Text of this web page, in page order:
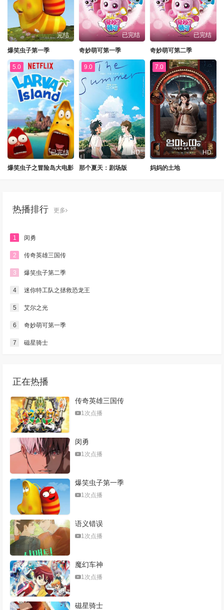
完结
爆笑虫子第一季
已完结
奇妙萌可第一季
已完结
奇妙萌可第二季
5.0
已完结
爆笑虫子之冒险岛大电影
9.0
HD
那个夏天：剧场版
7.0
HD
妈妈的土地
热播排行 更多
1 闵勇
2 传奇英雄三国传
3 爆笑虫子第二季
4 迷你特工队之拯救恐龙王
5 艾尔之光
6 奇妙萌可第一季
7 磁星骑士
正在热播
传奇英雄三国传
1次点播
闵勇
1次点播
爆笑虫子第一季
1次点播
语义错误
1次点播
魔幻车神
1次点播
磁星骑士